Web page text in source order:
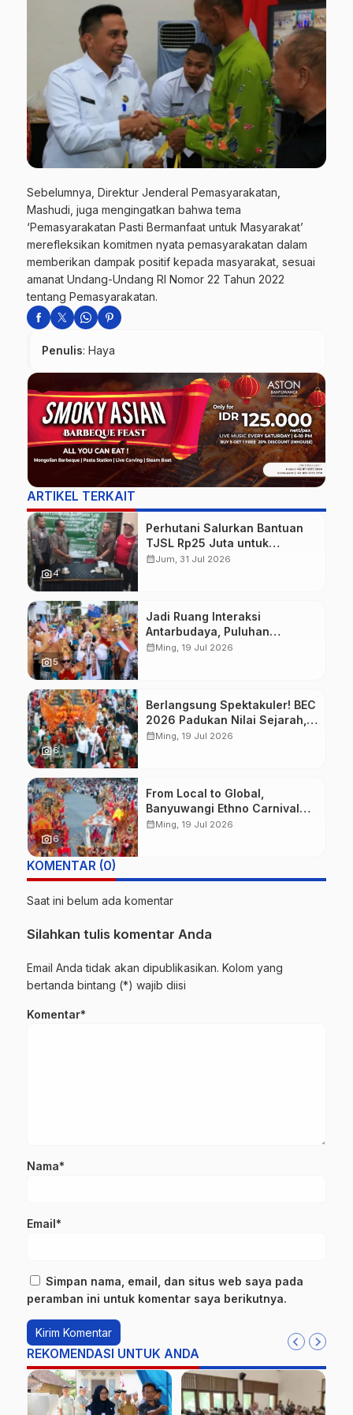
Sebelumnya, Direktur Jenderal Pemasyarakatan,
Mashudi, juga mengingatkan bahwa tema
‘Pemasyarakatan Pasti Bermanfaat untuk Masyarakat’
merefleksikan komitmen nyata pemasyarakatan dalam
memberikan dampak positif kepada masyarakat, sesuai
amanat Undang-Undang RI Nomor 22 Tahun 2022
tentang Pemasyarakatan.
Penulis: Haya
ARTIKEL TERKAIT
photo_camera4
Perhutani Salurkan Bantuan
TJSL Rp25 Juta untuk
Perbaikan Jalan Warga
calendar_monthJum, 31 Jul 2026
photo_camera5
Jadi Ruang Interaksi
Antarbudaya, Puluhan
Wisatawan Mancanegara
calendar_monthMing, 19 Jul 2026
photo_camera6
Berlangsung Spektakuler! BEC
2026 Padukan Nilai Sejarah,
Budaya, dan Fashion Berkelas
calendar_monthMing, 19 Jul 2026
photo_camera6
From Local to Global,
Banyuwangi Ethno Carnival
Buktikan Budaya Lokal Mampu
calendar_monthMing, 19 Jul 2026
KOMENTAR (0)
Saat ini belum ada komentar
Silahkan tulis komentar Anda
Email Anda tidak akan dipublikasikan. Kolom yang
bertanda bintang (*) wajib diisi
Komentar*
Nama*
Email*
Simpan nama, email, dan situs web saya pada
peramban ini untuk komentar saya berikutnya.
REKOMENDASI UNTUK ANDA